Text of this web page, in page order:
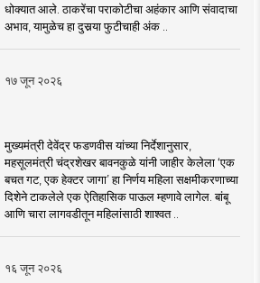
धोक्यात आले. ठाकरेंचा पराकोटीचा अहंकार आणि संवादाचा
अभाव, यामुळेच हा दुसर्‍या फुटीचाही अंक ..
१७ जून २०२६
मुख्यमंत्री देवेंद्र फडणवीस यांच्या निर्देशानुसार,
महसूलमंत्री चंद्रशेखर बावनकुळे यांनी जाहीर केलेला ‘एक
बचत गट, एक हेक्टर जागा’ हा निर्णय महिला सक्षमीकरणाच्या
दिशेने टाकलेले एक ऐतिहासिक पाऊल म्हणावे लागेल. बांबू
आणि चारा लागवडीतून महिलांसाठी शाश्वत ..
१६ जून २०२६